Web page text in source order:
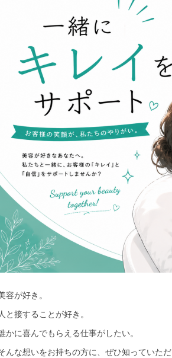
容が好き。
と接することが好き。
かに喜んでもらえる仕事がしたい。
んな想いをお持ちの方に、ぜひ知っていた